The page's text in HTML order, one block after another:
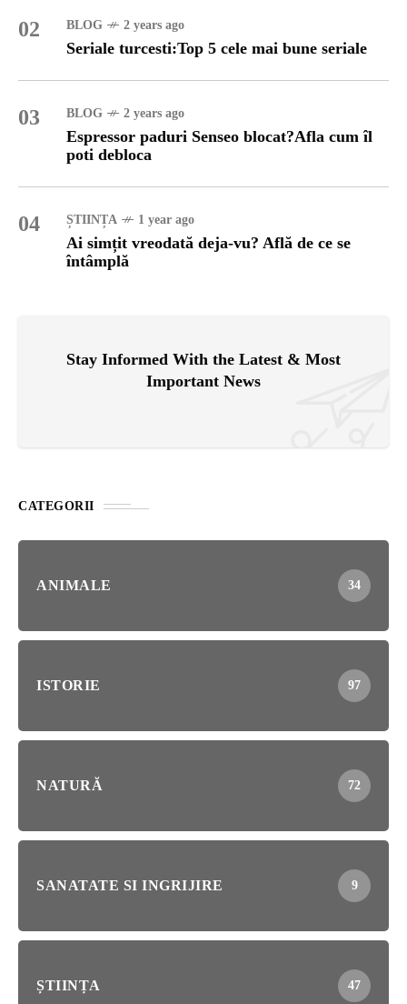
02 BLOG 2 years ago
Seriale turcesti:Top 5 cele mai bune seriale
03 BLOG 2 years ago
Espressor paduri Senseo blocat?Afla cum îl
poti debloca
04 ȘTIINȚA 1 year ago
Ai simțit vreodată deja-vu? Află de ce se
întâmplă
Stay Informed With the Latest & Most
Important News
CATEGORII
ANIMALE 34
ISTORIE 97
NATURĂ 72
SANATATE SI INGRIJIRE 9
ȘTIINȚA 47